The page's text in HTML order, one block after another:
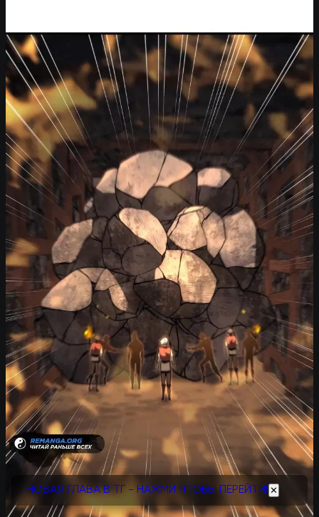
НОВАЯ ГЛАВА В ТГ - НАЖМИ ЧТОБЫ ПЕРЕЙТИ! ✕